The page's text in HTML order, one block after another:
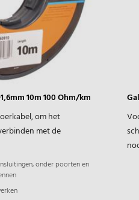
10m 100 Ohm/km
om het
met de
onder poorten en